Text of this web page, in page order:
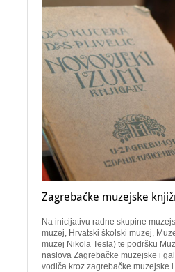
Zagrebačke muzejske
Na inicijativu radne skupine
muzej, Hrvatski školski muzej,
muzej Nikola Tesla) te podršku
naslova Zagrebačke muzejske i
vodiča kroz zagrebačke muzejske